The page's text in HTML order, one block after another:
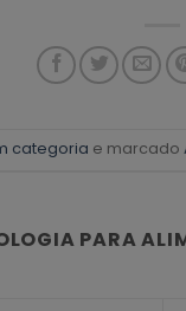
categoria e marcado
PARA